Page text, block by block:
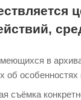
в
об особенностях
съёмка